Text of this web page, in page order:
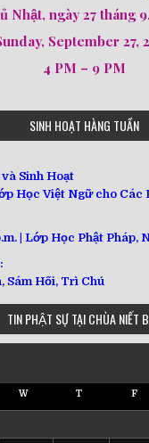
Nhật, ngày 27 tháng
September 27,
4 PM – 9 PM
SINH HOẠT HÀNG TUẦN
và Sinh Hoạt
Học Việt Ngữ cho Các
| Lớp Học Phật Pháp,
Sám Hối, Trì Chú
TIN PHẬT SỰ TẠI CHÙA NIẾT
W T F